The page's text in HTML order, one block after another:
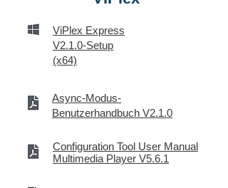
ViPlex Express
V2.1.0-Setup
(x64)
Async-Modus-
Benutzerhandbuch V2.1.0
Configuration Tool User Manual
Multimedia Player V5.6.1